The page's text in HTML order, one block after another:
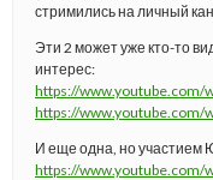
стримились на личный
Эти 2 может уже кто-то
интерес:
https://www.youtube.com/
https://www.youtube.com/
И еще одна, но участием
https://www.youtube.com/